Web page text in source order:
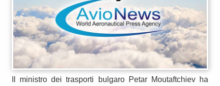
Il ministro dei trasporti bulgaro Petar Moutaftchiev ha